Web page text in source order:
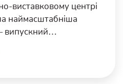
виставковому центрі
наймасштабніша
випускний